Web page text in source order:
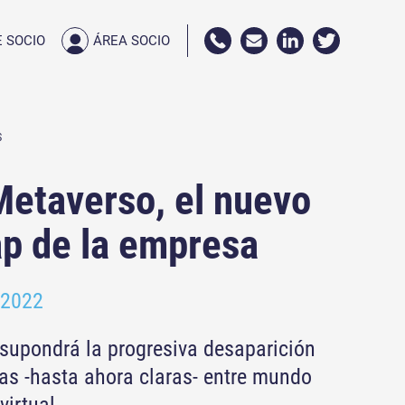
SOCIO ÁREA SOCIO
el nuevo
de la empresa
la progresiva desaparición
-hasta ahora claras- entre mundo